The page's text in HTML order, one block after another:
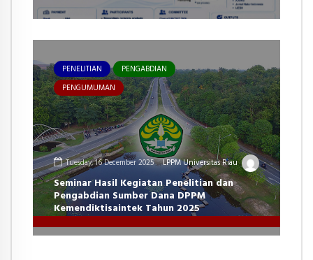
PENELITIAN
PENGABDIAN
PENGUMUMAN
Tuesday, 16 December 2025 LPPM Universitas Riau
Seminar Hasil Kegiatan Penelitian dan
Pengabdian Sumber Dana DPPM
Kemendiktisaintek Tahun 2025